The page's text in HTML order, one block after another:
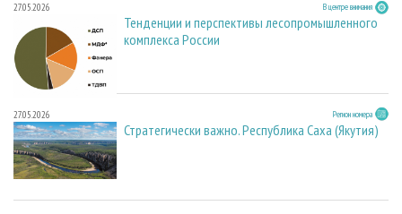
27.05.2026 В центре внимания
Тенденции и перспективы лесопромышленного
комплекса России
27.05.2026 Регион номера
Стратегически важно. Республика Саха (Якутия)